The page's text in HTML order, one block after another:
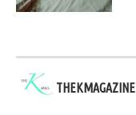
THEKMAGAZINE